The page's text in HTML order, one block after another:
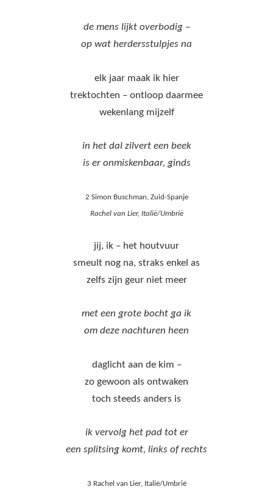
de mens lijkt overbodig –
op wat herdersstulpjes na
elk jaar maak ik hier
trektochten – ontloop daarmee
wekenlang mijzelf
in het dal zilvert een beek
is er onmiskenbaar, ginds
2 Simon Buschman, Zuid-Spanje
Rachel van Lier, Italië/Umbrië
jij, ik – het houtvuur
smeult nog na, straks enkel as
zelfs zijn geur niet meer
met een grote bocht ga ik
om deze nachturen heen
daglicht aan de kim –
zo gewoon als ontwaken
toch steeds anders is
ik vervolg het pad tot er
een splitsing komt, links of rechts
3 Rachel van Lier, Italië/Umbrië